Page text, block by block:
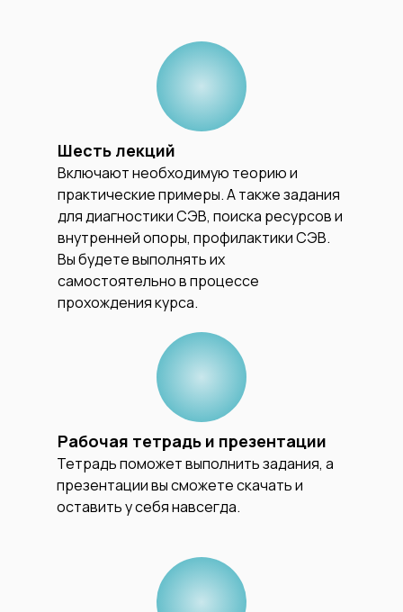
Рабочая тетрадь и презентации
Тетрадь поможет выполнить задания, а
презентации вы сможете скачать и
оставить у себя навсегда.
Включают необходимую теорию и
практические примеры. А также задания
для диагностики СЭВ, поиска ресурсов и
внутренней опоры, профилактики СЭВ.
Вы будете выполнять их
самостоятельно в процессе
прохождения курса.
Шесть лекций